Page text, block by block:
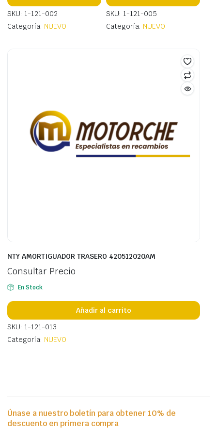
SKU: 1-121-002
Categoría: NUEVO
SKU: 1-121-005
Categoría: NUEVO
NTY AMORTIGUADOR TRASERO 420512020AM
Consultar Precio
En Stock
Añadir al carrito
SKU: 1-121-013
Categoría: NUEVO
Únase a nuestro boletín para obtener 10% de
descuento en primera compra